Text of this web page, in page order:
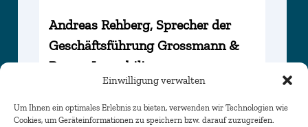
Einwilligung verwalten
Um Ihnen ein optimales Erlebnis zu bieten, verwenden wir Technologien wie
Cookies, um Geräteinformationen zu speichern bzw. darauf zuzugreifen.
Andreas Rehberg, Sprecher der
Geschäftsführung Grossmann &
Berger Immobilien
Podium: